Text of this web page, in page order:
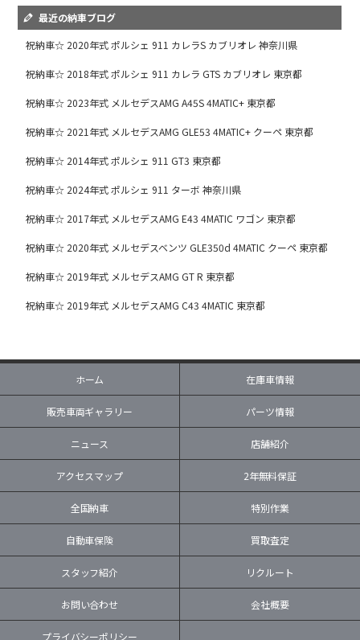
最近の納車ブログ
祝納車☆ 2020年式 ポルシェ 911 カレラS カブリオレ 神奈川県
祝納車☆ 2018年式 ポルシェ 911 カレラ GTS カブリオレ 東京都
祝納車☆ 2023年式 メルセデスAMG A45S 4MATIC+ 東京都
祝納車☆ 2021年式 メルセデスAMG GLE53 4MATIC+ クーペ 東京都
祝納車☆ 2014年式 ポルシェ 911 GT3 東京都
祝納車☆ 2024年式 ポルシェ 911 ターボ 神奈川県
祝納車☆ 2017年式 メルセデスAMG E43 4MATIC ワゴン 東京都
祝納車☆ 2020年式 メルセデスベンツ GLE350d 4MATIC クーペ 東京都
祝納車☆ 2019年式 メルセデスAMG GT R 東京都
祝納車☆ 2019年式 メルセデスAMG C43 4MATIC 東京都
ホーム 在庫車情報
販売車両ギャラリー パーツ情報
ニュース 店舗紹介
アクセスマップ 2年無料保証
全国納車 特別作業
自動車保険 買取査定
スタッフ紹介 リクルート
お問い合わせ 会社概要
プライバシーポリシー